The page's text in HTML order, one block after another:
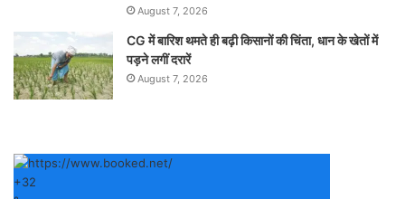
August 7, 2026
CG में बारिश थमते ही बढ़ी किसानों की चिंता, धान के खेतों में
पड़ने लगीं दरारें
August 7, 2026
+32